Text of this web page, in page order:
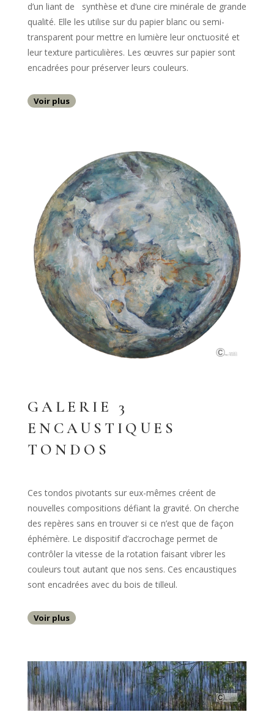
d’un liant de synthèse et d’une cire minérale de grande
qualité. Elle les utilise sur du papier blanc ou semi-
transparent pour mettre en lumière leur onctuosité et
leur texture particulières. Les œuvres sur papier sont
encadrées pour préserver leurs couleurs.
Voir plus
GALERIE 3
ENCAUSTIQUES
TONDOS
Ces tondos pivotants sur eux-mêmes créent de
nouvelles compositions défiant la gravité. On cherche
des repères sans en trouver si ce n’est que de façon
éphémère. Le dispositif d’accrochage permet de
contrôler la vitesse de la rotation faisant vibrer les
couleurs tout autant que nos sens. Ces encaustiques
sont encadrées avec du bois de tilleul.
Voir plus